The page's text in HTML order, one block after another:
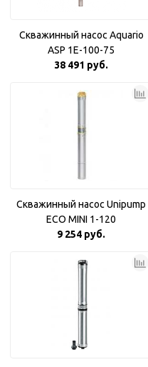
Скважинный насос Aquario
ASP 1E-100-75
38 491 руб.
Скважинный насос Unipump
ECO MINI 1-120
9 254 руб.